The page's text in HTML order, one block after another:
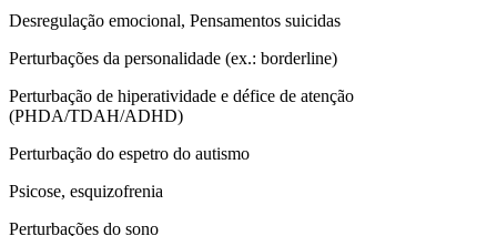
Desregulação emocional, Pensamentos suicidas
Perturbações da personalidade (ex.: borderline)
Perturbação de hiperatividade e défice de atenção
(PHDA/TDAH/ADHD)
Perturbação do espetro do autismo
Psicose, esquizofrenia
Perturbações do sono